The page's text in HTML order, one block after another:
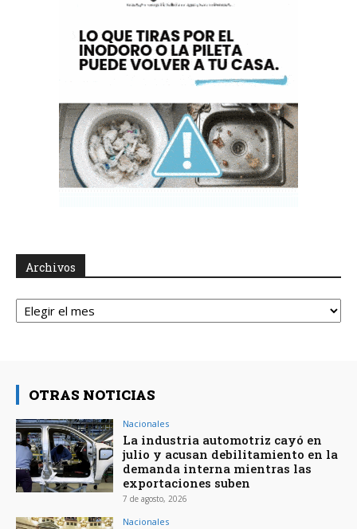
Archivos
Archivos
OTRAS NOTICIAS
Nacionales
La industria automotriz cayó en
julio y acusan debilitamiento en la
demanda interna mientras las
exportaciones suben
7 de agosto, 2026
Nacionales